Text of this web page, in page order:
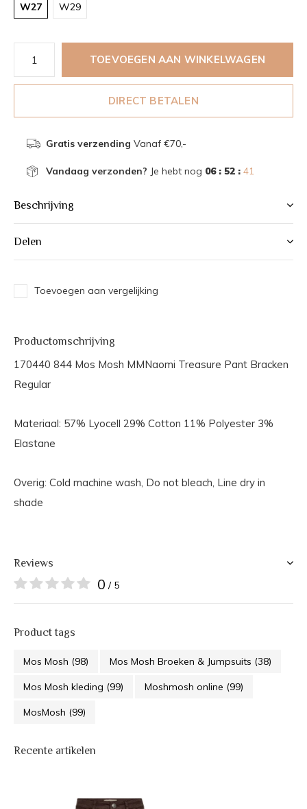
W27 W29
TOEVOEGEN AAN WINKELWAGEN
DIRECT BETALEN
Gratis verzending Vanaf €70,-
Vandaag verzonden? Je hebt nog 06 : 52 : 41
Beschrijving
Delen
Toevoegen aan vergelijking
Productomschrijving
170440 844 Mos Mosh MMNaomi Treasure Pant Bracken
Regular
Materiaal: 57% Lyocell 29% Cotton 11% Polyester 3%
Elastane
Overig: Cold machine wash, Do not bleach, Line dry in
shade
Reviews
0 / 5
Product tags
Mos Mosh (98) Mos Mosh Broeken & Jumpsuits (38)
Mos Mosh kleding (99) Moshmosh online (99)
MosMosh (99)
Recente artikelen